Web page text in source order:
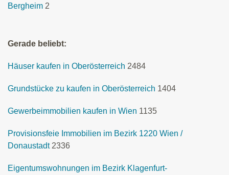
Bergheim 2
Gerade beliebt:
Häuser kaufen in Oberösterreich 2484
Grundstücke zu kaufen in Oberösterreich 1404
Gewerbeimmobilien kaufen in Wien 1135
Provisionsfeie Immobilien im Bezirk 1220 Wien /
Donaustadt 2336
Eigentumswohnungen im Bezirk Klagenfurt-